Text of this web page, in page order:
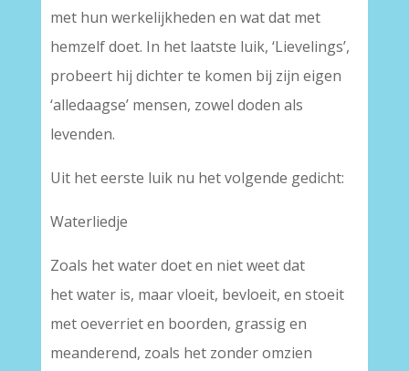
met hun werkelijkheden en wat dat met
hemzelf doet. In het laatste luik, ‘Lievelings’,
probeert hij dichter te komen bij zijn eigen
‘alledaagse’ mensen, zowel doden als
levenden.
Uit het eerste luik nu het volgende gedicht:
Waterliedje
Zoals het water doet en niet weet dat
het water is, maar vloeit, bevloeit, en stoeit
met oeverriet en boorden, grassig en
meanderend, zoals het zonder omzien